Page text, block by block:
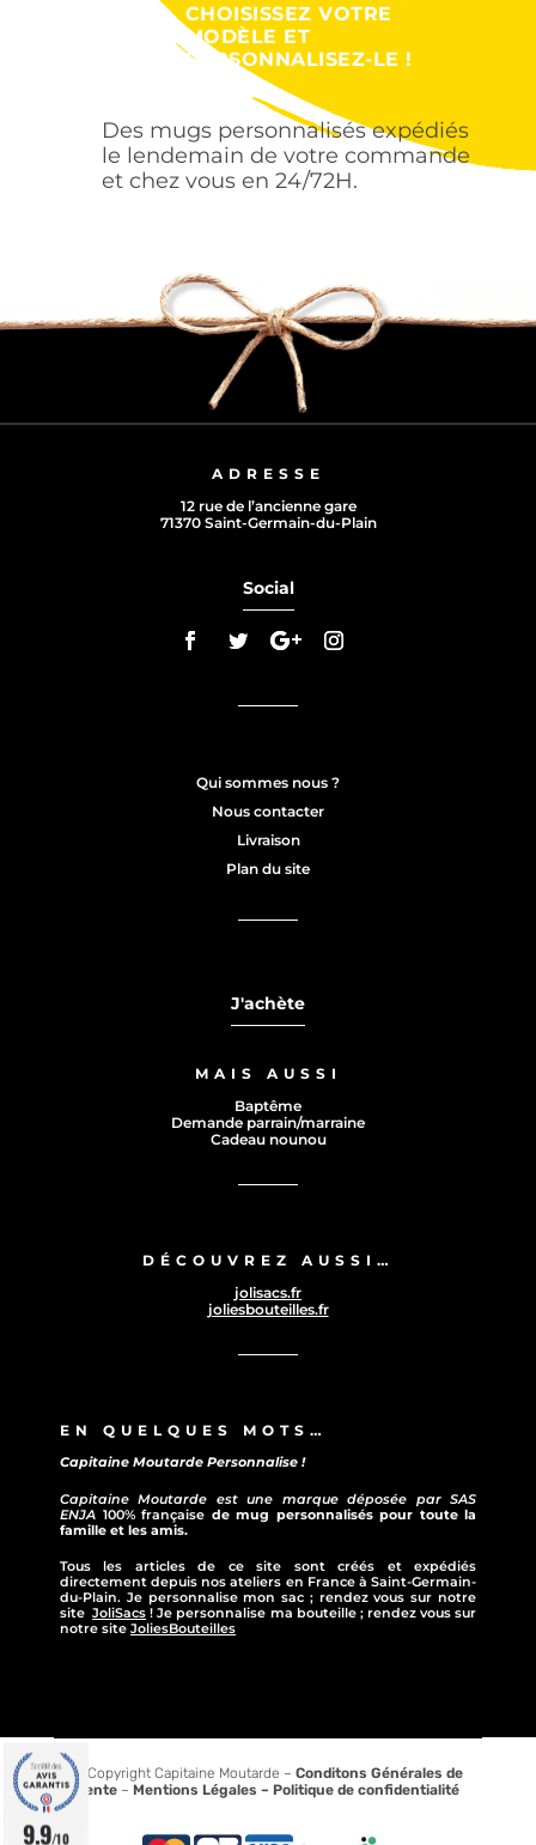
CHOISISSEZ VOTRE
MODÈLE ET
PERSONNALISEZ-LE !
Des mugs personnalisés expédiés
le lendemain de votre commande
et chez vous en 24/72H.
ADRESSE
12 rue de l’ancienne gare
71370 Saint-Germain-du-Plain
Social
Qui sommes nous ?
Nous contacter
Livraison
Plan du site
J'achète
MAIS AUSSI
Baptême
Demande parrain/marraine
Cadeau nounou
DÉCOUVREZ AUSSI…
jolisacs.fr
joliesbouteilles.fr
EN QUELQUES MOTS…
Capitaine Moutarde Personnalise !
Capitaine Moutarde est une marque déposée par SAS
ENJA 100% française de mug personnalisés pour toute la
famille et les amis.
Tous les articles de ce site sont créés et expédiés
directement depuis nos ateliers en France à Saint-Germain-
du-Plain. Je personnalise mon sac ; rendez vous sur notre
siteJoliSacs ! Je personnalise ma bouteille ; rendez vous sur
notre site JoliesBouteilles
© Copyright Capitaine Moutarde –Conditons Générales de
vente– Mentions Légales – Politique de confidentialité
9.9/10